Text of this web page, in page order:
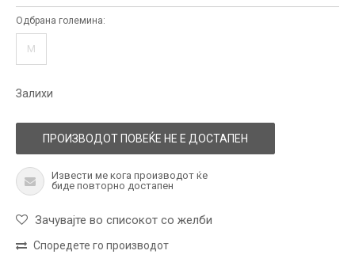
Одбрана големина:
M
Залихи
ПРОИЗВОДОТ ПОВЕЌЕ НЕ Е ДОСТАПЕН
Извести ме кога производот ќе
биде повторно достапен
Зачувајте во списокот со желби
Споредете го производот